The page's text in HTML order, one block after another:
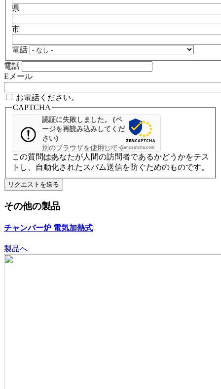
県
市
電話
電話
Eメール
お電話ください。
CAPTCHA
認証に失敗しました。 (ペ
ージを再読み込みしてくだ
さい)
別のブラウザを使用してく
ださい
プライバシー -Zencaptcha.com
この質問はあなたが人間の訪問者であるかどうかをテス
トし、自動化されたスパム送信を防ぐためのものです。
その他の製品
チャンバー炉 電気加熱式
製品へ